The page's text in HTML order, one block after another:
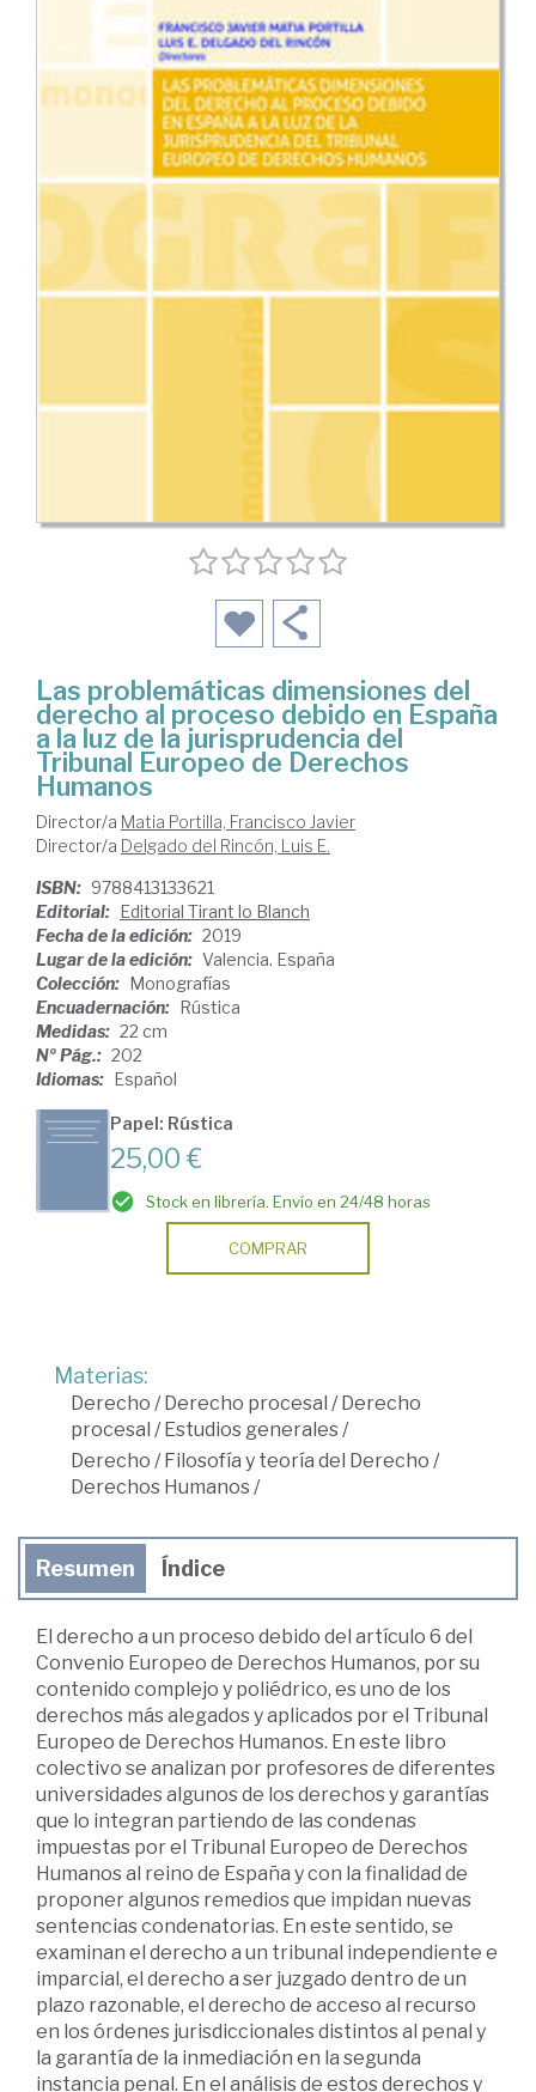
Las problemáticas dimensiones del
derecho al proceso debido en España
a la luz de la jurisprudencia del
Tribunal Europeo de Derechos
Humanos
Director/a Matia Portilla, Francisco Javier
Director/a Delgado del Rincón, Luis E.
ISBN: 9788413133621
Editorial: Editorial Tirant lo Blanch
Fecha de la edición: 2019
Lugar de la edición: Valencia. España
Colección: Monografías
Encuadernación: Rústica
Medidas: 22 cm
Nº Pág.: 202
Idiomas: Español
Papel: Rústica
25,00 €
Stock en librería. Envío en 24/48 horas
COMPRAR
Materias:
Derecho / Derecho procesal / Derecho
procesal / Estudios generales/
Derecho / Filosofía y teoría del Derecho /
Derechos Humanos/
Resumen Índice
El derecho a un proceso debido del artículo 6 del
Convenio Europeo de Derechos Humanos, por su
contenido complejo y poliédrico, es uno de los
derechos más alegados y aplicados por el Tribunal
Europeo de Derechos Humanos. En este libro
colectivo se analizan por profesores de diferentes
universidades algunos de los derechos y garantías
que lo integran partiendo de las condenas
impuestas por el Tribunal Europeo de Derechos
Humanos al reino de España y con la finalidad de
proponer algunos remedios que impidan nuevas
sentencias condenatorias. En este sentido, se
examinan el derecho a un tribunal independiente e
imparcial, el derecho a ser juzgado dentro de un
plazo razonable, el derecho de acceso al recurso
en los órdenes jurisdiccionales distintos al penal y
la garantía de la inmediación en la segunda
instancia penal. En el análisis de estos derechos y